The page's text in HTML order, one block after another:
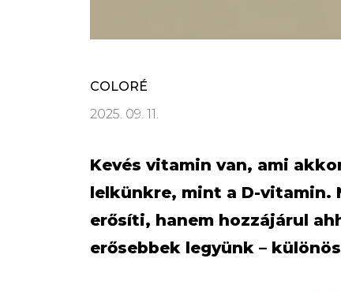
COLORÉ
2025. 09. 11.
Kevés vitamin van, ami
lelkünkre, mint a D-vitamin.
erősíti, hanem hozzájárul
erősebbek legyünk –